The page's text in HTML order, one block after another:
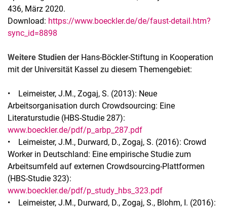
436, März 2020.
Download: https://www.boeckler.de/de/faust-detail.htm?
sync_id=8898
Weitere Studien der Hans-Böckler-Stiftung in Kooperation
mit der Universität Kassel zu diesem Themengebiet:
• Leimeister, J.M., Zogaj, S. (2013): Neue
Arbeitsorganisation durch Crowdsourcing: Eine
Literaturstudie (HBS-Studie 287):
www.boeckler.de/pdf/p_arbp_287.pdf
• Leimeister, J.M., Durward, D., Zogaj, S. (2016): Crowd
Worker in Deutschland: Eine empirische Studie zum
Arbeitsumfeld auf externen Crowdsourcing-Plattformen
(HBS-Studie 323):
www.boeckler.de/pdf/p_study_hbs_323.pdf
• Leimeister, J.M., Durward, D., Zogaj, S., Blohm, I. (2016):